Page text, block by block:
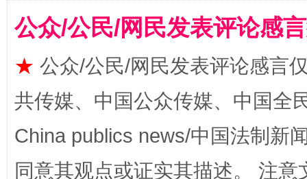
事关残疾人未来5年
公众/公民/网民发表评论感
★ 公众/公民/网民发表评论感言
共传媒、中国公众传媒、中国全
China publics news/中国法制新
同意其观点或证实其描述。 注